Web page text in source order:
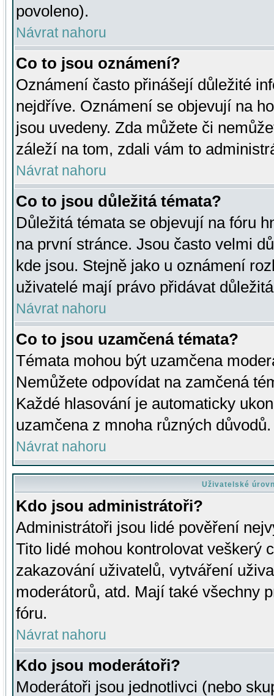
povoleno).
Návrat nahoru
Co to jsou oznámení?
Oznámení často přinášejí důležité
nejdříve. Oznámení se objevují na
jsou uvedeny. Zda můžete či
záleží na tom, zdali vám to
Návrat nahoru
Co to jsou důležitá témata?
Důležitá témata se objevují na fóru
na první stránce. Jsou často velmi
kde jsou. Stejně jako u oznámení
uživatelé mají právo přidávat
Návrat nahoru
Co to jsou uzamčená témata?
Témata mohou být uzamčena
Nemůžete odpovídat na zamčená
Každé hlasování je automaticky
uzamčena z mnoha různých důvodů.
Návrat nahoru
Uživatelské
Kdo jsou administrátoři?
Administrátoři jsou lidé pověření
Tito lidé mohou kontrolovat veškerý
zakazování uživatelů, vytváření
moderátorů, atd. Mají také všechny
fóru.
Návrat nahoru
Kdo jsou moderátoři?
Moderátoři jsou jednotlivci (nebo